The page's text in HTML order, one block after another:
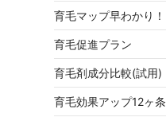
育毛マップ早わかり！
育毛促進プラン
育毛剤成分比較(試用)
育毛効果アップ12ヶ条